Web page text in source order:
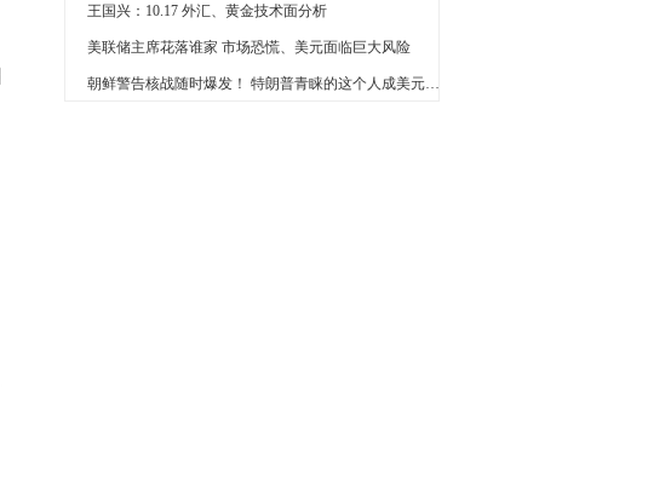
王国兴：10.17 外汇、黄金技术面分析
美联储主席花落谁家 市场恐慌、美元面临巨大风险
朝鲜警告核战随时爆发！ 特朗普青睐的这个人成美元“护身符”